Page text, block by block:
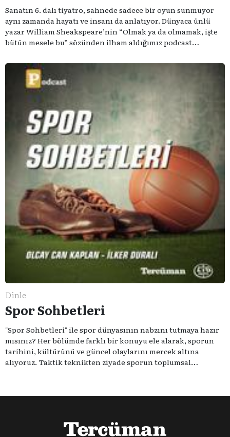
Sanatın 6. dalı tiyatro, sahnede sadece bir oyun sunmuyor
aynı zamanda hayatı ve insanı da anlatıyor. Dünyaca ünlü
yazar William Sheakspeare’nin “Olmak ya da olmamak, işte
bütün mesele bu” sözünden ilham aldığımız podcast
konuşuyoruz..
Dinle
Spor Sohbetleri
"Spor Sohbetleri" ile spor dünyasının nabzını tutmaya hazır
mısınız? Her bölümde farklı bir konuyu ele alarak, sporun
tarihini, kültürünü ve güncel olaylarını mercek altına
alıyoruz. Taktik teknikten ziyade sporun toplumsal
göre.